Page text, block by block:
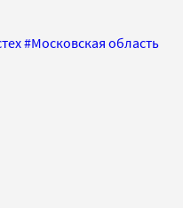
#Московская область